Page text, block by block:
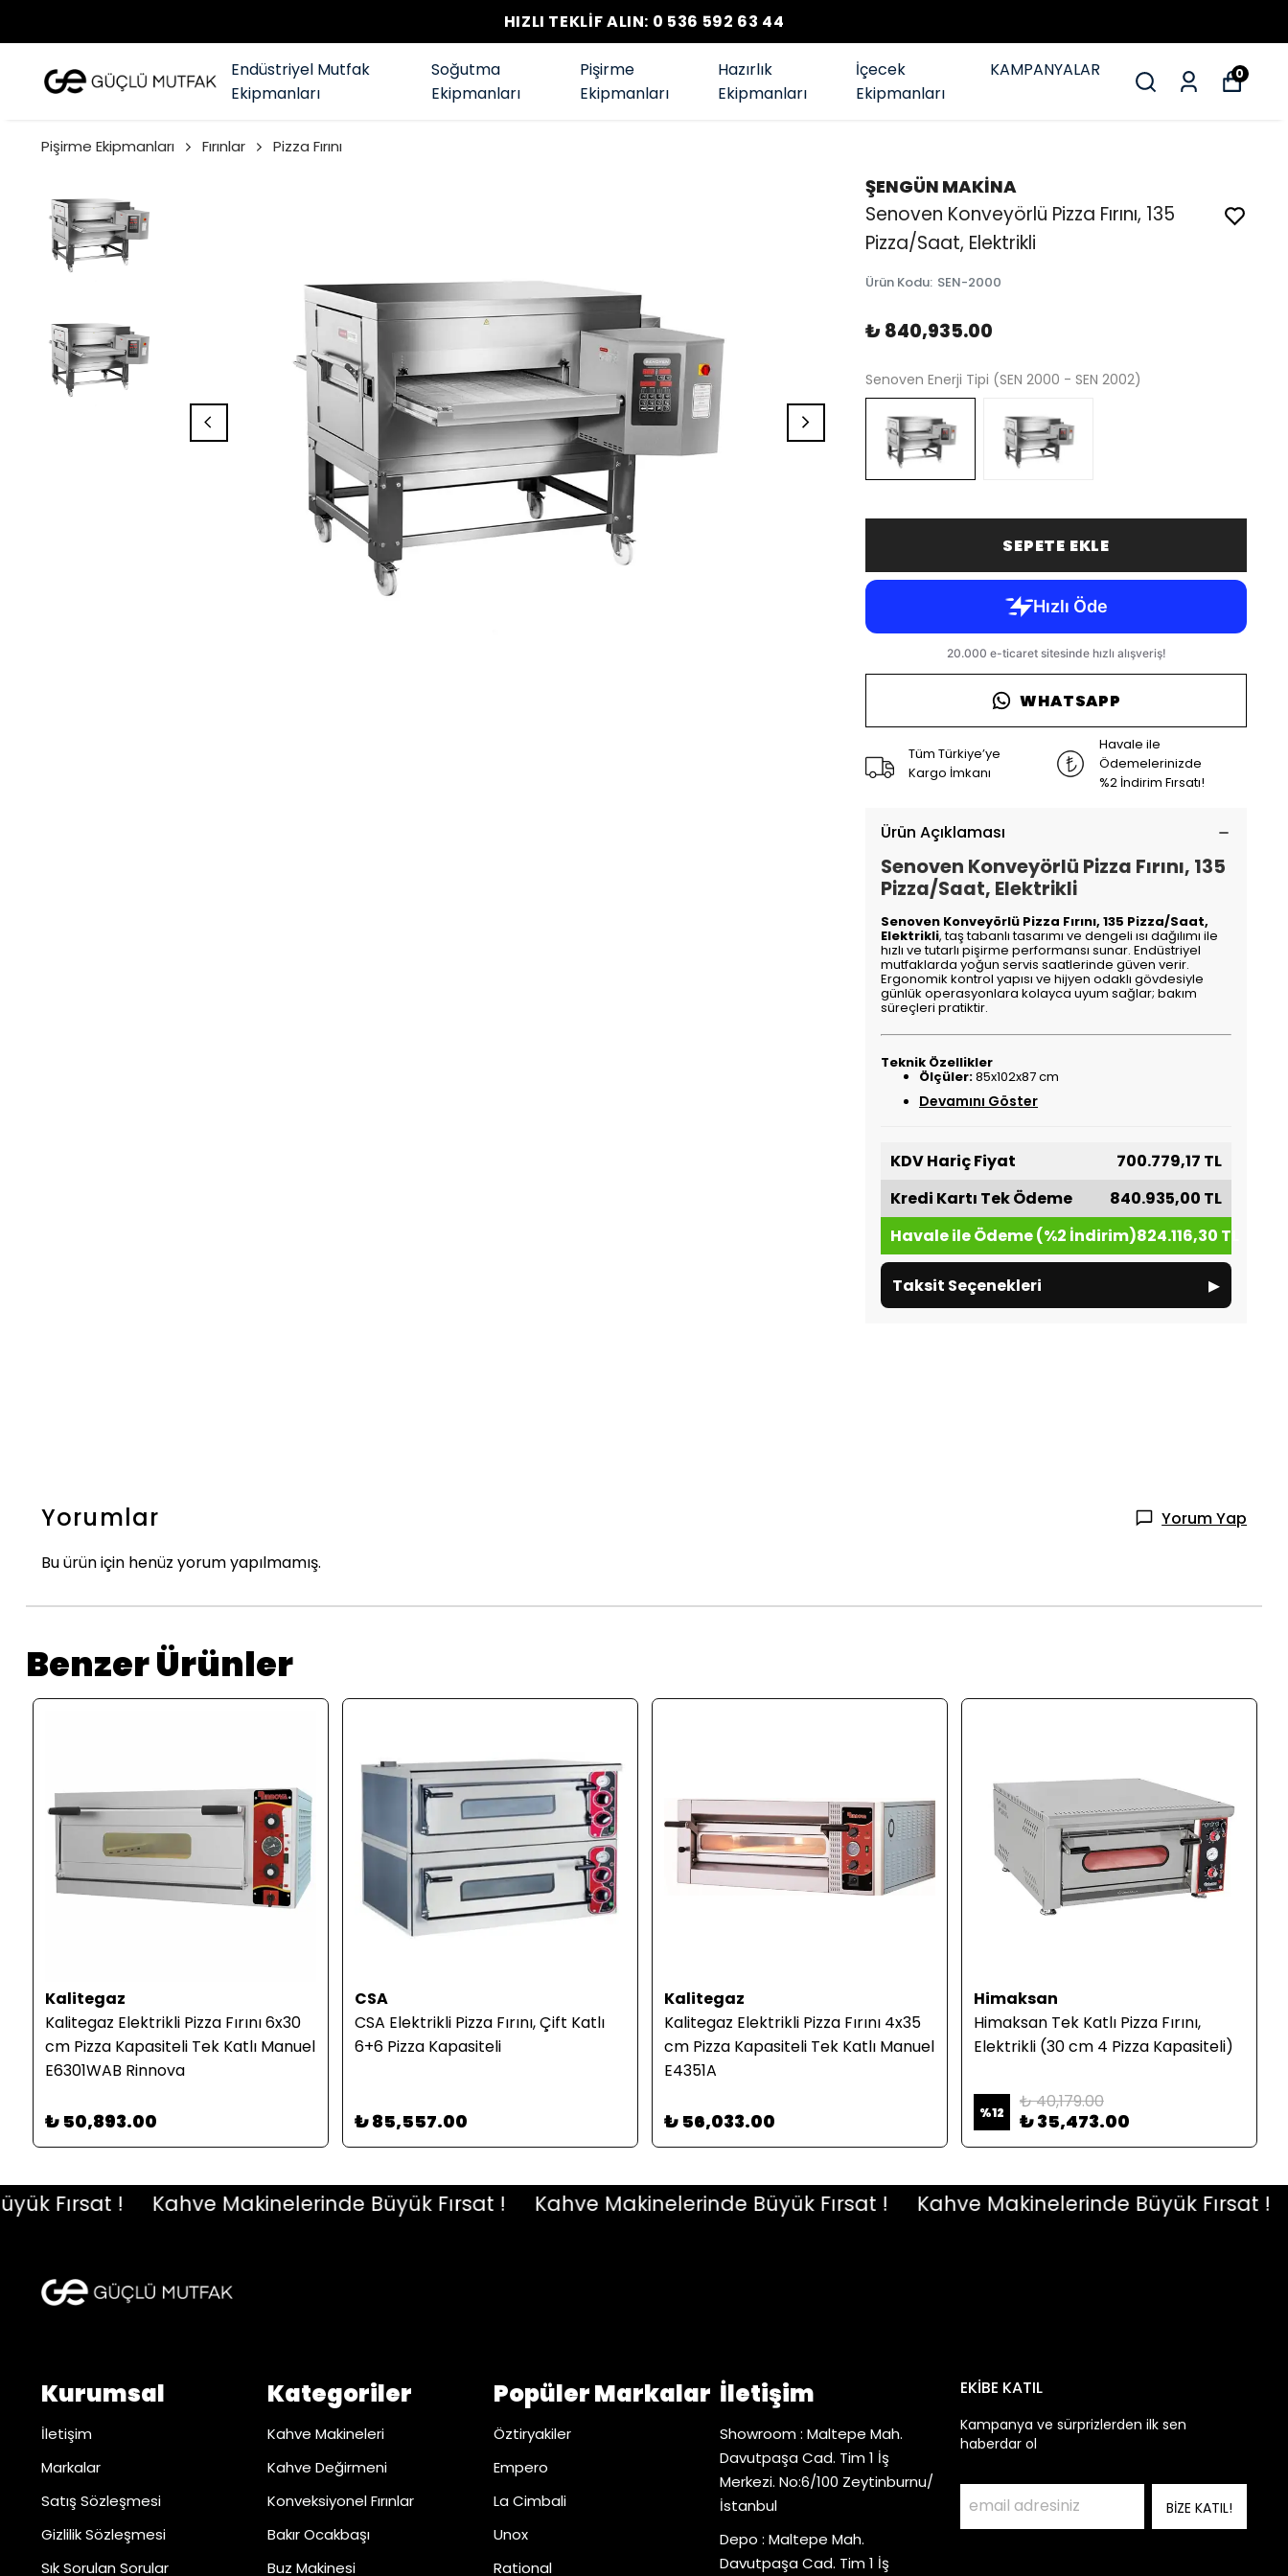
HIZLI TEKLİF ALIN: 0 536 592 63 44
Endüstriyel Mutfak
Ekipmanları
Soğutma
Ekipmanları
Pişirme
Ekipmanları
Hazırlık
Ekipmanları
İçecek
Ekipmanları
KAMPANYALAR 0
Pişirme Ekipmanları Fırınlar Pizza Fırını
ŞENGÜN MAKİNA
Senoven Konveyörlü Pizza Fırını, 135
Pizza/Saat, Elektrikli
Ürün Kodu: SEN-2000
₺ 840,935.00
Senoven Enerji Tipi (SEN 2000 - SEN 2002)
SEPETE EKLE
WHATSAPP
Tüm Türkiye’ye
Kargo İmkanı
Havale ile
Ödemelerinizde
%2 İndirim Fırsatı!
Ürün Açıklaması
Senoven Konveyörlü Pizza Fırını, 135
Pizza/Saat, Elektrikli
Senoven Konveyörlü Pizza Fırını, 135 Pizza/Saat,
Elektrikli, taş tabanlı tasarımı ve dengeli ısı dağılımı ile
hızlı ve tutarlı pişirme performansı sunar. Endüstriyel
mutfaklarda yoğun servis saatlerinde güven verir.
Ergonomik kontrol yapısı ve hijyen odaklı gövdesiyle
günlük operasyonlara kolayca uyum sağlar; bakım
süreçleri pratiktir.
Teknik Özellikler
Ölçüler:85x102x87 cm
Devamını Göster
KDV Hariç Fiyat
700.779,17 TL
Kredi Kartı Tek Ödeme
840.935,00 TL
Havale ile Ödeme (%2 İndirim)824.116,30 TL
Taksit Seçenekleri ▸
Yorumlar Yorum Yap
Bu ürün için henüz yorum yapılmamış.
Benzer Ürünler
Kalitegaz
Kalitegaz Elektrikli Pizza Fırını 6x30
cm Pizza Kapasiteli Tek Katlı Manuel
E6301WAB Rinnova
₺ 50,893.00
CSA
CSA Elektrikli Pizza Fırını, Çift Katlı
6+6 Pizza Kapasiteli
₺ 85,557.00
Kalitegaz
Kalitegaz Elektrikli Pizza Fırını 4x35
cm Pizza Kapasiteli Tek Katlı Manuel
E4351A
₺ 56,033.00
Himaksan
Himaksan Tek Katlı Pizza Fırını,
Elektrikli (30 cm 4 Pizza Kapasiteli)
%12 ₺ 40,179.00
₺ 35,473.00
Fırsat ! Kahve Makinelerinde Büyük Fırsat ! Kahve Makinelerinde Büyük Fırsat ! Kahve Makinelerinde Büyük Fırsat !
Kurumsal
İletişim
Markalar
Satış Sözleşmesi
Gizlilik Sözleşmesi
Sık Sorulan Sorular
Kategoriler
Kahve Makineleri
Kahve Değirmeni
Konveksiyonel Fırınlar
Bakır Ocakbaşı
Buz Makinesi
Popüler Markalar
Öztiryakiler
Empero
La Cimbali
Unox
Rational
İletişim
Showroom : Maltepe Mah.
Davutpaşa Cad. Tim 1 İş
Merkezi. No:6/100 Zeytinburnu/
İstanbul
Depo : Maltepe Mah.
Davutpaşa Cad. Tim 1 İş
EKİBE KATIL
Kampanya ve sürprizlerden ilk sen
haberdar ol
BİZE KATIL!